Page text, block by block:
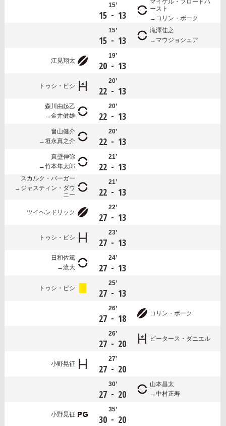
15’
15 - 13
マイケル・ブロードハ
ースト
コリン・ボーク
15’
15 - 13
滝澤佳之
マウジョシュア
江見翔太
19’
20 - 13
トゥシ・ピシ
20’
22 - 13
森川由起乙
金井健雄
20’
22 - 13
畠山健介
垣永真之介
20’
22 - 13
真壁伸弥
竹本隼太郎
21’
22 - 13
スカルク・バーガー
ジャスティン・ダウ
ニー
21’
22 - 13
ツイヘンドリック
22’
27 - 13
トゥシ・ピシ
23’
27 - 13
日和佐篤
流大
24’
27 - 13
トゥシ・ピシ
25’
27 - 13
26’
27 - 18 コリン・ボーク
26’
27 - 20 ピータース・ダニエル
小野晃征
27’
27 - 20
30’
27 - 20
山本昌太
中村正寿
小野晃征
35’
30 - 20